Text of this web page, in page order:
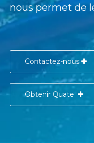
nous permet de
Contactez-nous
Obtenir Quate